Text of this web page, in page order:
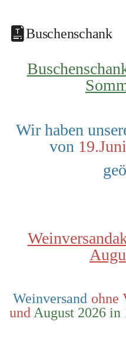
Buschenschank
Wir haben
von 19.Juni
Weinversand ohne
und August 2026 in